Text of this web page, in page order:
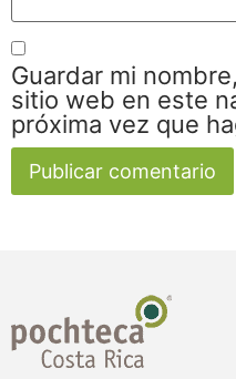
Guardar mi
sitio web en este
próxima vez que